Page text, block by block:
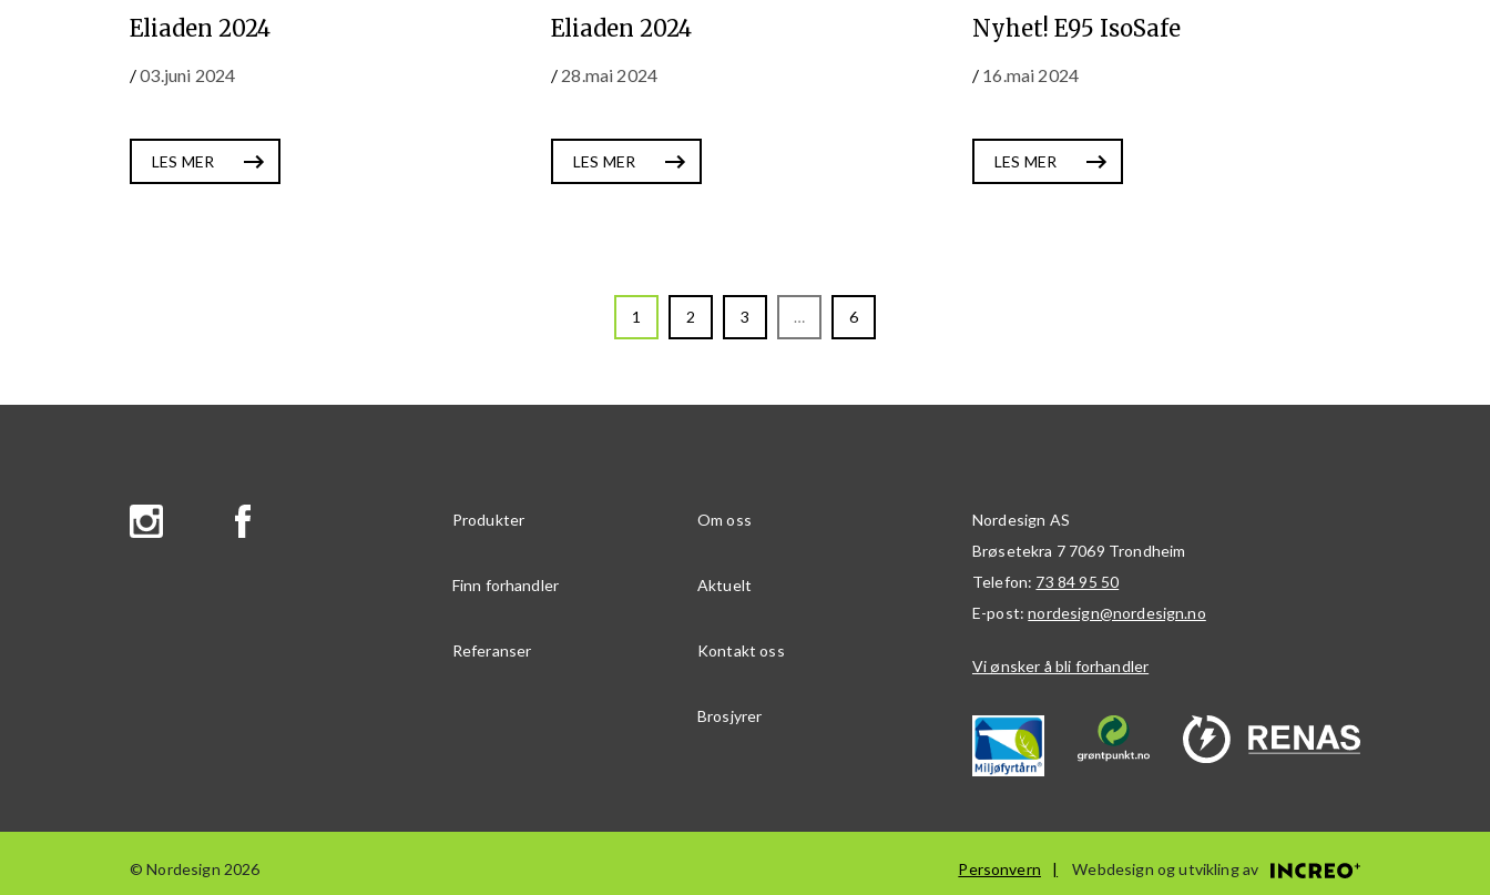
Eliaden 2024
/03.juni 2024
LES MER
Eliaden 2024
/ 28.mai 2024
LES MER
Nyhet! E95 IsoSafe
/ 16.mai 2024
LES MER
1 2 3 … 6
Produkter Om oss
Finn forhandler Aktuelt
Referanser Kontakt oss
Brosjyrer
Nordesign AS
Brøsetekra 7 7069 Trondheim
Telefon: 73 84 95 50
E-post:nordesign@nordesign.no
Vi ønsker å bli forhandler
© Nordesign 2026 Personvern Webdesign og utvikling av